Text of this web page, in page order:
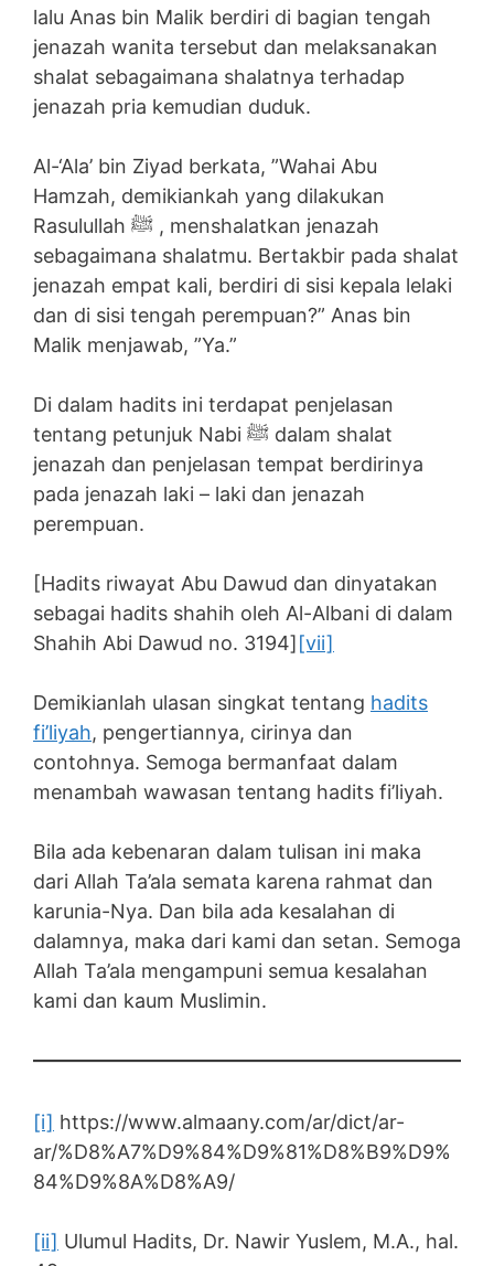
lalu Anas bin Malik berdiri di bagian tengah
jenazah wanita tersebut dan melaksanakan
shalat sebagaimana shalatnya terhadap
jenazah pria kemudian duduk.
Al-‘Ala’ bin Ziyad berkata, ”Wahai Abu
Hamzah, demikiankah yang dilakukan
Rasulullah ﷺ , menshalatkan jenazah
sebagaimana shalatmu. Bertakbir pada shalat
jenazah empat kali, berdiri di sisi kepala lelaki
dan di sisi tengah perempuan?” Anas bin
Malik menjawab, ”Ya.”
Di dalam hadits ini terdapat penjelasan
tentang petunjuk Nabi ﷺ dalam shalat
jenazah dan penjelasan tempat berdirinya
pada jenazah laki – laki dan jenazah
perempuan.
[Hadits riwayat Abu Dawud dan dinyatakan
sebagai hadits shahih oleh Al-Albani di dalam
Shahih Abi Dawud no. 3194][vii]
Demikianlah ulasan singkat tentang hadits
fi’liyah, pengertiannya, cirinya dan
contohnya. Semoga bermanfaat dalam
menambah wawasan tentang hadits fi’liyah.
Bila ada kebenaran dalam tulisan ini maka
dari Allah Ta’ala semata karena rahmat dan
karunia-Nya. Dan bila ada kesalahan di
dalamnya, maka dari kami dan setan. Semoga
Allah Ta’ala mengampuni semua kesalahan
kami dan kaum Muslimin.
[i] https://www.almaany.com/ar/dict/ar-
ar/%D8%A7%D9%84%D9%81%D8%B9%D9%
84%D9%8A%D8%A9/
[ii] Ulumul Hadits, Dr. Nawir Yuslem, M.A., hal.